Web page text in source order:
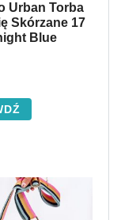
Urban Torba
Skórzane 17
Blue